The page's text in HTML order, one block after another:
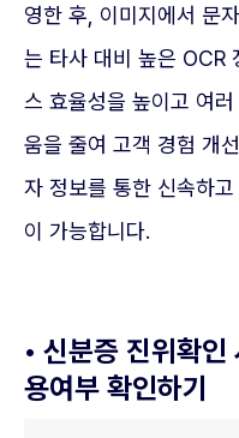
영한 후, 이미지에서 문
는 타사 대비 높은 OCR
스 효율성을 높이고 여
움을 줄여 고객 경험 개
자 정보를 통한 신속하
이 가능합니다.
• 신분증 진위확
용여부 확인하기